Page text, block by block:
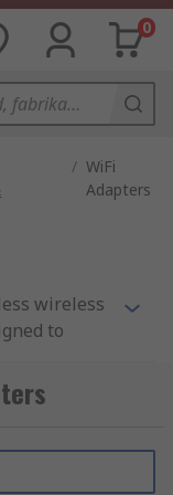
0
/ WiFi
Adapters
wireless
to